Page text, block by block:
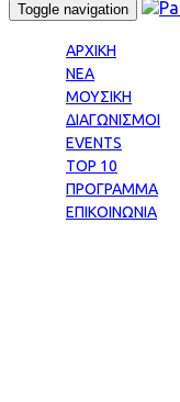
Toggle navigation
ΑΡΧΙΚΗ
ΝΕΑ
ΜΟΥΣΙΚΗ
ΔΙΑΓΩΝΙΣΜΟΙ
EVENTS
TOP 10
ΠΡΟΓΡΑΜΜΑ
ΕΠΙΚΟΙΝΩΝΙΑ